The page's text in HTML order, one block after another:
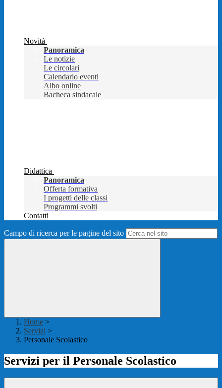
Novità
Panoramica
Le notizie
Le circolari
Calendario eventi
Albo online
Bacheca sindacale
Didattica
Panoramica
Offerta formativa
I progetti delle classi
Programmi svolti
Contatti
Campo di ricerca per le pagine del sito
Home >
Servizi >
Personale Scolastico
Servizi per il Personale Scolastico